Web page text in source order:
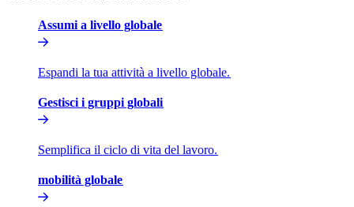
Assumi a livello globale​​
Espandi la tua attività a livello globale.​​
Gestisci i gruppi globali​​
Semplifica il ciclo di vita del lavoro.​​
mobilità globale​​